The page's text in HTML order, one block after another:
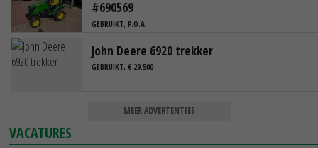
#690569
GEBRUIKT, P.O.A.
John Deere 6920 trekker
GEBRUIKT, € 29.500
MEER ADVERTENTIES
VACATURES